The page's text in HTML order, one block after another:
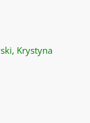
Krystyna